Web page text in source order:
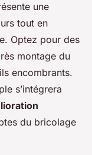
une
tout en
Optez pour des
montage du
encombrants.
s’intégrera
du bricolage